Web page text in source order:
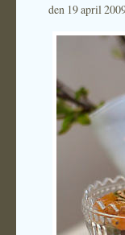
den 19 april